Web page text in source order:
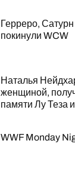
Герреро,
покинули WCW
Наталья
женщиной,
памяти Лу Теза
WWF Monday